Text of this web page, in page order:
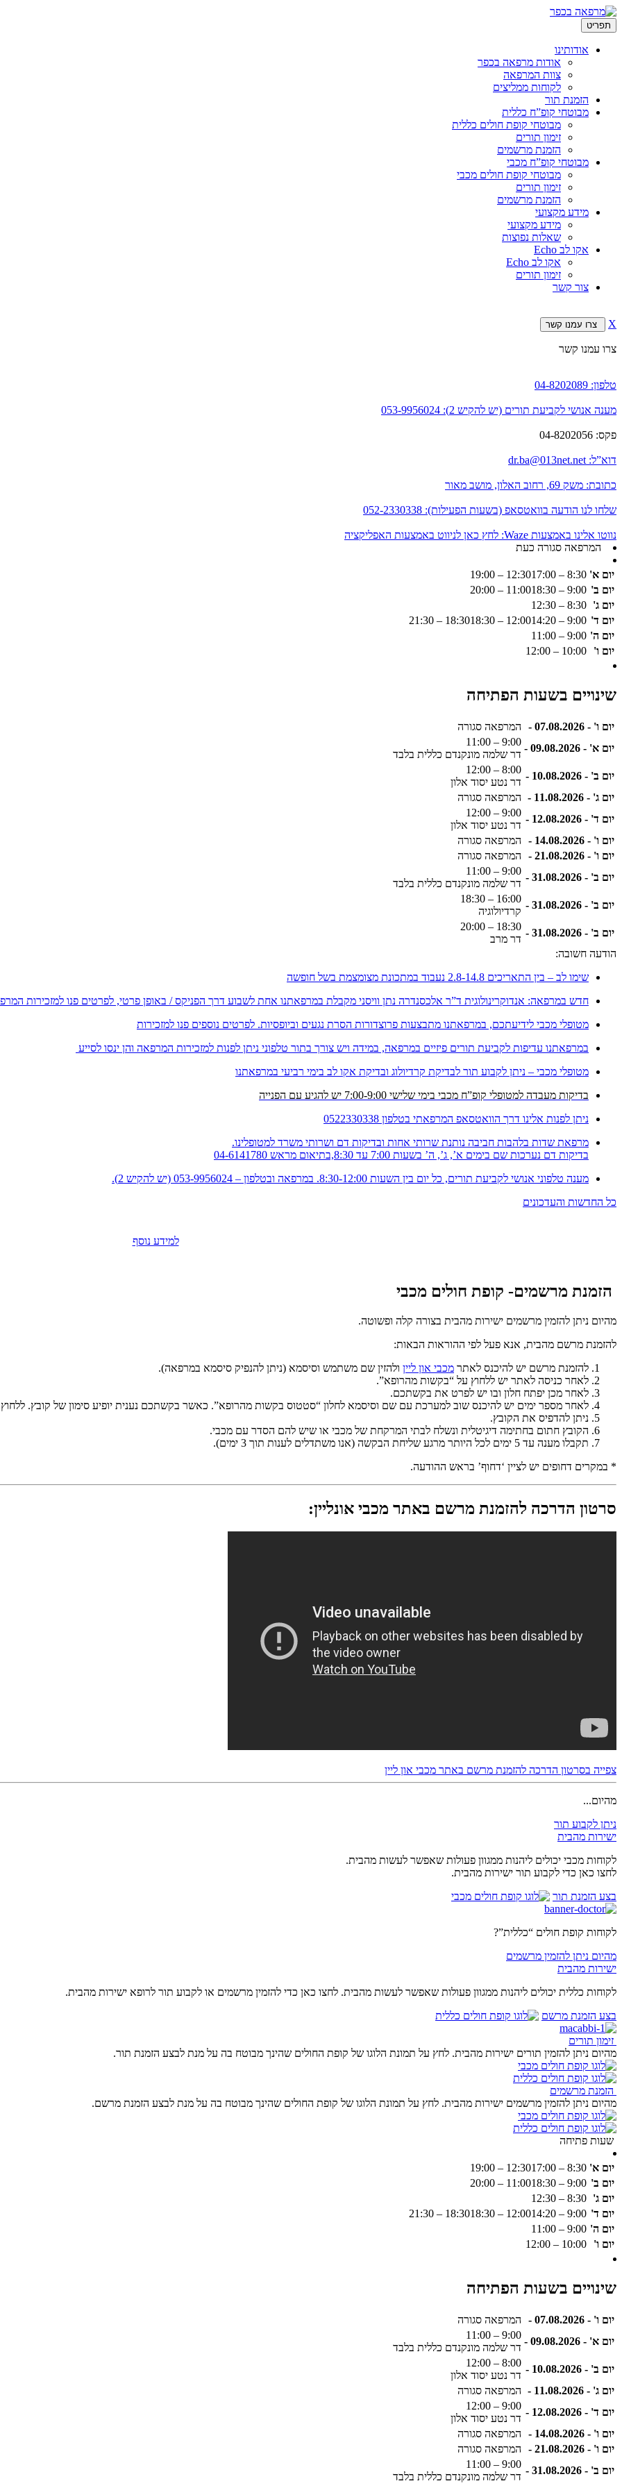
תפריט לדלג
לתוכן
אודותינו
אודות מרפאה בכפר
צוות המרפאה
לקוחות ממליצים
הזמנת תור
מבוטחי קופ”ח כללית
מבוטחי קופת חולים כללית
זימון תורים
הזמנת מרשמים
מבוטחי קופ”ח מכבי
מבוטחי קופת חולים מכבי
זימון תורים
הזמנת מרשמים
מידע מקצועי
מידע מקצועי
שאלות נפוצות
אקו לב Echo
אקו לב Echo
זימון תורים
צור קשר
X צרו עמנו קשר
צרו עמנו קשר
טלפון: 04-8202089
מענה אנושי לקביעת תורים (יש להקיש 2): 053-9956024
פקס: 04-8202056
דוא”ל: dr.ba@013net.net
כתובת: משק 69, רחוב האלון, מושב מאור
שלחו לנו הודעה בוואטסאפ (בשעות הפעילות): 052-2330338
נווטו אלינו באמצעות Waze:
לחץ כאן לניווט באמצעות האפליקציה
המרפאה סגורה כעת
יום א' 8:30 – 12:30
17:00 – 19:00
יום ב' 9:00 – 11:00
18:30 – 20:00
יום ג' 8:30 – 12:30
יום ד' 9:00 – 12:00
14:20 – 18:30
18:30 – 21:30
יום ה' 9:00 – 11:00
יום ו'
10:00 – 12:00
שינויים בשעות הפתיחה
יום ו' - 07.08.2026 -
המרפאה סגורה
יום א' - 09.08.2026 -
9:00 – 11:00
דר שלמה מונקנדם כללית בלבד
יום ב' - 10.08.2026 -
8:00 – 12:00
דר נטע יסוד אלון
יום ג' - 11.08.2026 -
המרפאה סגורה
יום ד' - 12.08.2026 -
9:00 – 12:00
דר נטע יסוד אלון
יום ו' - 14.08.2026 -
המרפאה סגורה
יום ו' - 21.08.2026 -
המרפאה סגורה
יום ב' - 31.08.2026 -
9:00 – 11:00
דר שלמה מונקנדם כללית בלבד
יום ב' - 31.08.2026 -
16:00 – 18:30
קרדיולוגיה
יום ב' - 31.08.2026 -
18:30 – 20:00
דר מרב
הודעה חשובה:
שימו לב – בין התאריכים 2.8-14.8 נעבוד במתכונת מצומצמת בשל חופשה
חדש במרפאה: אנדוקרינולוגית ד”ר אלכסנדרה נתן וויסני מקבלת במרפאתנו אחת לשבוע דרך הפניקס / באופן פרטי, לפרטים פנו למזכירות
מטופלי מכבי לידיעתכם, במרפאתנו מתבצעות פרוצדורות הסרת נגעים וביופסיות. לפרטים נוספים פנו למזכירות
במרפאתנו עדיפות לקביעת תורים פיזיים במרפאה, במידה ויש צורך בתור טלפוני ניתן לפנות למזכירות המרפאה והן ינסו לסייע
מטופלי מכבי – ניתן לקבוע תור לבדיקת קרדיולוג ובדיקת אקו לב בימי רביעי במרפאתנו
בדיקות מעבדה למטופלי קופ”ח מכבי בימי שלישי 7:00-9:00 יש להגיע עם הפנייה
ניתן לפנות אלינו דרך הוואטסאפ המרפאתי בטלפון 0522330338
מרפאת שדות בלהבות חביבה נותנת שרותי אחות ובדיקות דם ושרותי משרד למטופלינו.
בדיקות דם נערכות שם בימים א’, ג’, ה’ בשעות 7:00 עד 8:30,בתיאום מראש 04-6141780
מענה טלפוני אנושי לקביעת תורים, כל יום בין השעות 8:30-12:00. במרפאה ובטלפון – 053-9956024 (יש להקיש 2).
כל החדשות והעדכונים
למידע נוסף
הזמנת מרשמים- קופת חולים מכבי
מהיום ניתן להזמין מרשמים ישירות מהבית בצורה קלה ופשוטה.
להזמנת מרשם מהבית, אנא פעל לפי ההוראות הבאות:
להזמנת מרשם יש להיכנס לאתר מכבי און ליין ולהזין שם משתמש וסיסמא (ניתן להנפיק סיסמא במרפאה).
לאחר כניסה לאתר יש ללחוץ על “בקשות מהרופא”.
לאחר מכן יפתח חלון ובו יש לפרט את בקשתכם.
לאחר מספר ימים יש להיכנס שוב למערכת עם שם וסיסמא לחלון “סטטוס בקשות מהרופא”. כאשר בקשתכם נענית יופיע סימון של קובץ. ללחוץ
ניתן להדפיס את הקובץ.
הקובץ חתום בחתימה דיגיטלית ונשלח לבתי המרקחת של מכבי או שיש להם הסדר עם מכבי.
תקבלו מענה עד 5 ימים לכל היותר מרגע שליחת הבקשה (אנו משתדלים לענות תוך 3 ימים).
* במקרים דחופים יש לציין ‘דחוף’ בראש ההודעה.
סרטון הדרכה להזמנת מרשם באתר מכבי אונליין:
צפייה בסרטון הדרכה להזמנת מרשם באתר מכבי און ליין
מהיום...
ניתן לקבוע תור
ישירות מהבית
לקוחות מכבי יכולים ליהנות ממגוון פעולות שאפשר לעשות מהבית.
לחצו כאן כדי לקבוע תור ישירות מהבית.
בצע הזמנת תור
לקוחות קופת חולים “כללית”?
מהיום ניתן להזמין מרשמים
ישירות מהבית
לקוחות כללית יכולים ליהנות ממגוון פעולות שאפשר לעשות מהבית. לחצו כאן כדי להזמין מרשמים או לקבוע תור לרופא ישירות מהבית.
בצע הזמנת מרשם
זימון תורים
מהיום ניתן להזמין תורים ישירות מהבית. לחץ על תמונת הלוגו של קופת החולים שהינך מבוטח בה על מנת לבצע הזמנת תור.
הזמנת מרשמים
מהיום ניתן להזמין מרשמים ישירות מהבית. לחץ על תמונת הלוגו של קופת החולים שהינך מבוטח בה על מנת לבצע הזמנת מרשם.
שעות פתיחה
יום א' 8:30 – 12:30
17:00 – 19:00
יום ב' 9:00 – 11:00
18:30 – 20:00
יום ג' 8:30 – 12:30
יום ד' 9:00 – 12:00
14:20 – 18:30
18:30 – 21:30
יום ה' 9:00 – 11:00
יום ו'
10:00 – 12:00
שינויים בשעות הפתיחה
יום ו' - 07.08.2026 -
המרפאה סגורה
יום א' - 09.08.2026 -
9:00 – 11:00
דר שלמה מונקנדם כללית בלבד
יום ב' - 10.08.2026 -
8:00 – 12:00
דר נטע יסוד אלון
יום ג' - 11.08.2026 -
המרפאה סגורה
יום ד' - 12.08.2026 -
9:00 – 12:00
דר נטע יסוד אלון
יום ו' - 14.08.2026 -
המרפאה סגורה
יום ו' - 21.08.2026 -
המרפאה סגורה
יום ב' - 31.08.2026 -
9:00 – 11:00
דר שלמה מונקנדם כללית בלבד